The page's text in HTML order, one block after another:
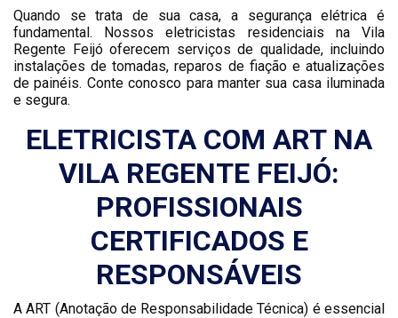
Quando se trata de sua casa, a segurança elétrica é
fundamental. Nossos eletricistas residenciais na Vila
Regente Feijó oferecem serviços de qualidade, incluindo
instalações de tomadas, reparos de fiação e atualizações
de painéis. Conte conosco para manter sua casa iluminada
e segura.
ELETRICISTA COM ART NA
VILA REGENTE FEIJÓ:
PROFISSIONAIS
CERTIFICADOS E
RESPONSÁVEIS
A ART (Anotação de Responsabilidade Técnica) é essencial